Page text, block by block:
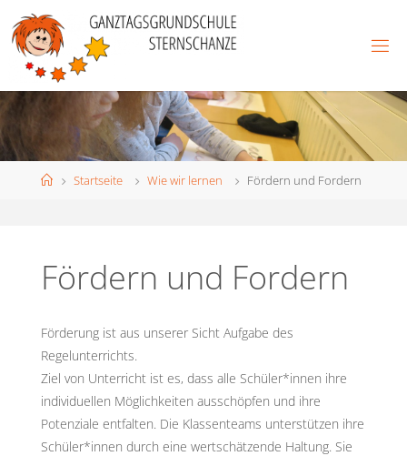
content
HomeStartseite Wie wir lernen Fördern und Fordern
Fördern und Fordern
Förderung ist aus unserer Sicht Aufgabe des
Regelunterrichts.
Ziel von Unterricht ist es, dass alle Schüler*innen ihre
individuellen Möglichkeiten ausschöpfen und ihre
Potenziale entfalten. Die Klassenteams unterstützen ihre
Schüler*innen durch eine wertschätzende Haltung. Sie